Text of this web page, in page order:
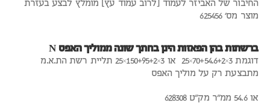
החיבור של האביזר לעמוד [לרוב עמוד עץ] מומלץ לבצע בעזרת
מוצר מס' 625456
ברשתות בהן הפאזות הינן בחתך שונה ממוליך האפס N
דוגמת 3×70+54.6+2×25 או 3×150+95+2×25 תליית רשת הת.א.מ
מתבצעת רק על מוליך האפס
או 54.6 ממ"ר מק"ט 628308